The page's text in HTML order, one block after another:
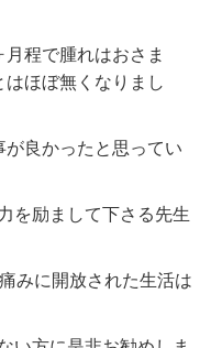
程で腫れはおさま
ほぼ無くなりまし
良かったと思ってい
を励まして下さる先生
みに開放された生活は